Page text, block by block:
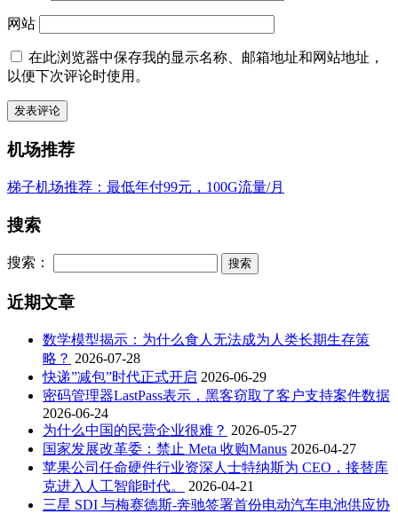
网站
在此浏览器中保存我的显示名称、邮箱地址和网站地址，
以便下次评论时使用。
机场推荐
梯子机场推荐：最低年付99元，100G流量/月
搜索
搜索：
近期文章
数学模型揭示：为什么食人无法成为人类长期生存策
略？ 2026-07-28
快递”减包”时代正式开启 2026-06-29
密码管理器LastPass表示，黑客窃取了客户支持案件数据
2026-06-24
为什么中国的民营企业很难？ 2026-05-27
国家发展改革委：禁止 Meta 收购Manus 2026-04-27
苹果公司任命硬件行业资深人士特纳斯为 CEO，接替库
克进入人工智能时代。
2026-04-21
三星 SDI 与梅赛德斯-奔驰签署首份电动汽车电池供应协